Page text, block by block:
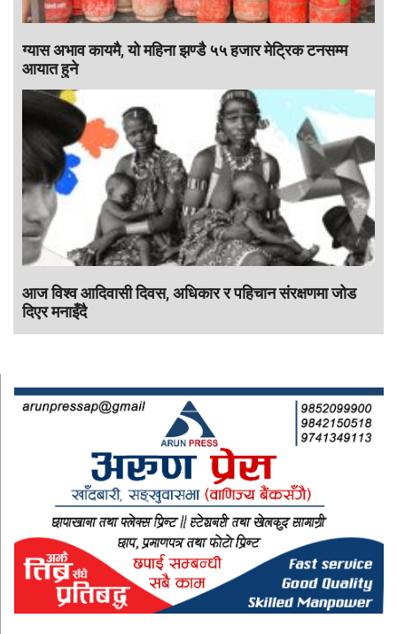
ग्यास अभाव कायमै, यो महिना झण्डै ५५ हजार मेट्रिक टनसम्म
आयात हुने
आज विश्व आदिवासी दिवस, अधिकार र पहिचान संरक्षणमा जोड
दिएर मनाइँदै